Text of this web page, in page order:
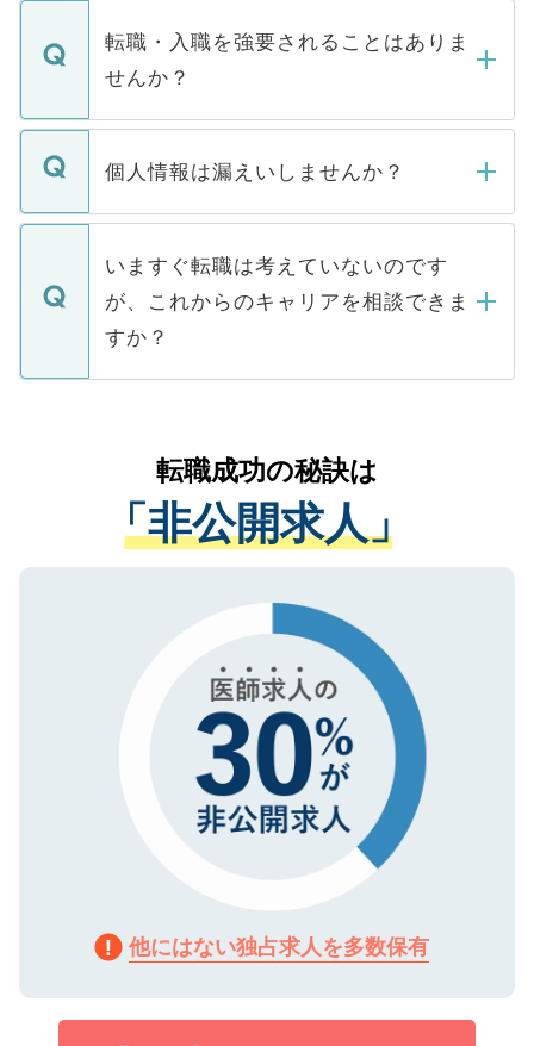
いただきますので、しばらくお待ちくださ
マイナビDOCTORで取り扱っている求人の
うち約3割は、Webサイトからご覧いただ
けない「非公開求人」です。非公開求人は
下記の理由によって、一般には公開してい
ません。
■応募殺到を避けるため 人気のある医療機
関を公にしてしまうと、応募が殺到する場
に、医療機関が求める条件に合った人材の
みを人材紹介会社に依頼するケースが増え
ています。
転職・入職を強要されることはありま
せんか？
転職・入職を強要することは一切ありませ
ん。また、仮に応募先から内定をいただい
定を承諾する必要はありません。内定先へ
の辞退の連絡はキャリアパートナーが行い
個人情報は漏えいしませんか？
個人情報が漏えいすることはありませんの
で、ご安心ください。当サイトからの登録
などで収集したご登録者様の個人情報は、
ご本人のキャリアアップおよび転職活動の
支援を目的に使用いたします。お預かりし
ているすべての個人データはご本人の許可
は、個人情報の取り扱いについての厳密な
管理基準を満たした事業者のみに付与され
る、プライバシーマークを取得済みです。
で、機密保持に関してもご安心ください。
いますぐ転職は考えていないのです
が、これからのキャリアを相談できま
すか？
かがいして、現在の医療機関の状況や紹介
経験をまじえながら、適切なアドバイスを
させていただきます。すぐにご転職をされ
ない方には、長期的なサポートが可能です
ので、まずはご登録ください。
転職成功の秘訣は
「非公開求人」
他にはない独占求人を多数保有